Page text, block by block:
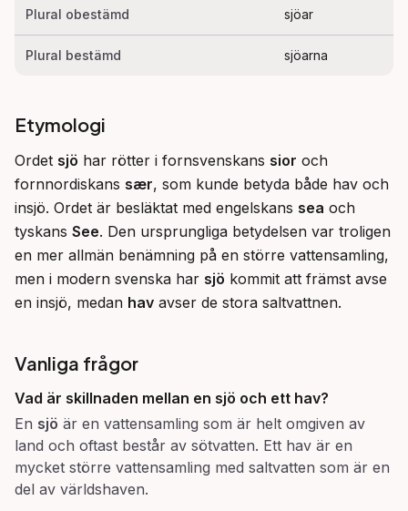
Plural obestämd sjöar
Plural bestämd sjöarna
Etymologi
Ordet sjö har rötter i fornsvenskans sior och
fornnordiskans sær, som kunde betyda både hav och
insjö. Ordet är besläktat med engelskans sea och
tyskans See. Den ursprungliga betydelsen var troligen
en mer allmän benämning på en större vattensamling,
men i modern svenska har sjö kommit att främst avse
en insjö, medan hav avser de stora saltvattnen.
Vanliga frågor
Vad är skillnaden mellan en sjö och ett hav?
En sjö är en vattensamling som är helt omgiven av
land och oftast består av sötvatten. Ett hav är en
mycket större vattensamling med saltvatten som är en
del av världshaven.